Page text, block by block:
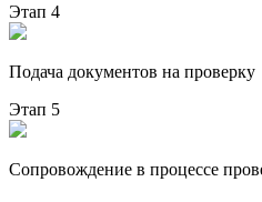
Этап 4
Подача документов на проверку
Этап 5
Сопровождение в процессе